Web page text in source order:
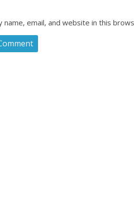
name, email, and website in this